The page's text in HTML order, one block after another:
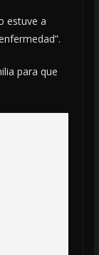
estuve a
para que